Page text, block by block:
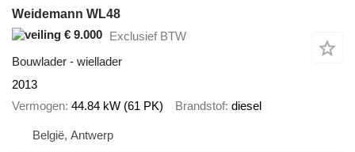
Weidemann WL48
€ 9.000 Exclusief BTW
Bouwlader - wiellader
2013
Vermogen 44.84 kW (61 PK) Brandstof diesel
België, Antwerp